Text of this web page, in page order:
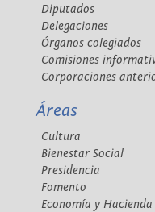
Diputados
Delegaciones
Órganos colegiados
Comisiones
Corporaciones
Áreas
Cultura
Bienestar Social
Presidencia
Fomento
Economía y Hacienda